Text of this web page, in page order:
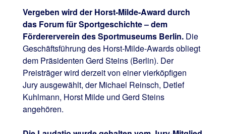
Vergeben wird der Horst-Milde-Award durch
das Forum für Sportgeschichte – dem
Fördererverein des Sportmuseums Berlin.Die
Geschäftsführung des Horst-Milde-Awards obliegt
dem Präsidenten Gerd Steins (Berlin). Der
Preisträger wird derzeit von einer vierköpfigen
Jury ausgewählt, der Michael Reinsch, Detlef
Kuhlmann, Horst Milde und Gerd Steins
angehören.